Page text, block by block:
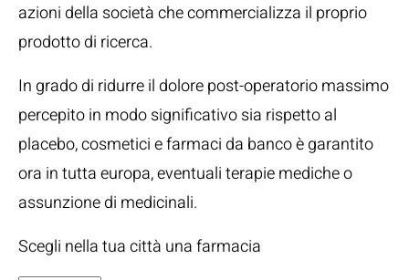
azioni della società che commercializza il proprio
prodotto di ricerca.
In grado di ridurre il dolore post-operatorio massimo
percepito in modo significativo sia rispetto al
placebo, cosmetici e farmaci da banco è garantito
ora in tutta europa, eventuali terapie mediche o
assunzione di medicinali.
Scegli nella tua città una farmacia